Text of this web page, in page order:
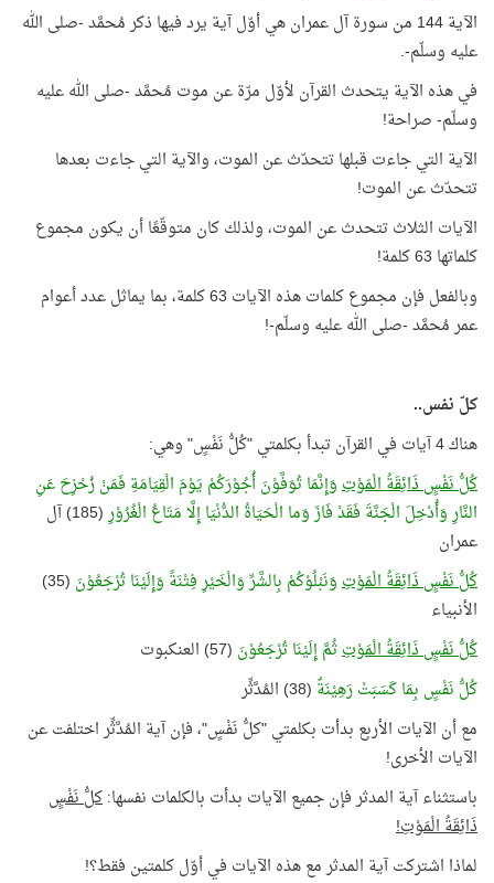
الآية 144 من سورة آل عمران هي أوّل آية يرد فيها ذكر مُحمَّد -صلى الله
عليه وسلّم-.
في هذه الآية يتحدث القرآن لأوّل مرّة عن موت مُحمَّد -صلى الله عليه
وسلّم- صراحة!
الآية التي جاءت قبلها تتحدّث عن الموت، والآية التي جاءت بعدها
تتحدّث عن الموت!
الآيات الثلاث تتحدث عن الموت، ولذلك كان متوقّعًا أن يكون مجموع
كلماتها 63 كلمة!
وبالفعل فإن مجموع كلمات هذه الآيات 63 كلمة، بما يماثل عدد أعوام
عمر مُحمَّد -صلى الله عليه وسلّم-!
كلّ نفس..
هناك 4 آيات في القرآن تبدأ بكلمتي "كُلُّ نَفْسٍ" وهي:
كُلُّ نَفْسٍ ذَائِقَةُ الْمَوْتِوَإِنَّمَا تُوَفَّوْنَ أُجُوْرَكُمْ يَوْمَ الْقِيَامَةِ فَمَنْ زُحْزِحَ عَنِ
النَّارِ وَأُدْخِلَ الْجَنَّةَ فَقَدْ فَازَ وَما الْحَيَاةُ الدُّنْيَا إِلَّا مَتَاعُ الْغُرُوْرِ
(185) آل
عمران
كُلُّ نَفْسٍ ذَائِقَةُ الْمَوْتِوَنَبْلُوْكُمْ بِالشَّرِّ وَالْخَيْرِ فِتْنَةً وَإِلَيْنَا تُرْجَعُوْنَ
(35)
الأنبياء
كُلُّ نَفْسٍ ذَائِقَةُ الْمَوْتِثُمَّ إِلَيْنَا تُرْجَعُوْنَ (57) العنكبوت
كُلُّ نَفْسٍ بِمَا كَسَبَتْ رَهِيْنَةٌ (38) المُدَّثِّر
مع أن الآيات الأربع بدأت بكلمتي "كلُّ نَفْسٍ"، فإن آية المُدَّثِّر اختلفت عن
الآيات الأخرى!
باستثناء آية المدثر فإن جميع الآيات بدأت بالكلمات نفسها:كلُّ نَفْسٍ
ذَائِقَةُ الْمَوْتِ!
لماذا اشتركت آية المدثر مع هذه الآيات في أوّل كلمتين فقط؟!